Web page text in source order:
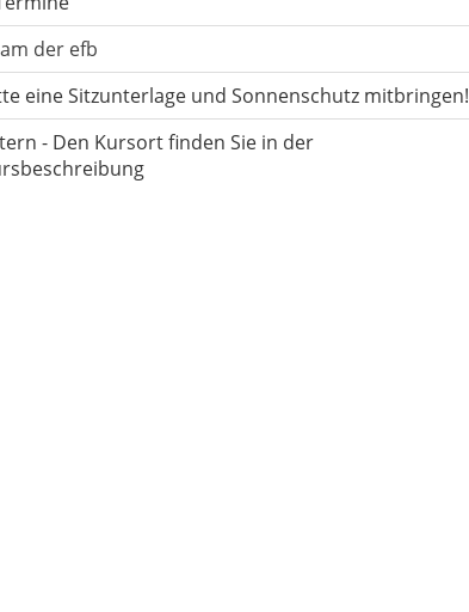
der efb
eine Sitzunterlage und Sonnenschutz mitbringen!
- Den Kursort finden Sie in der